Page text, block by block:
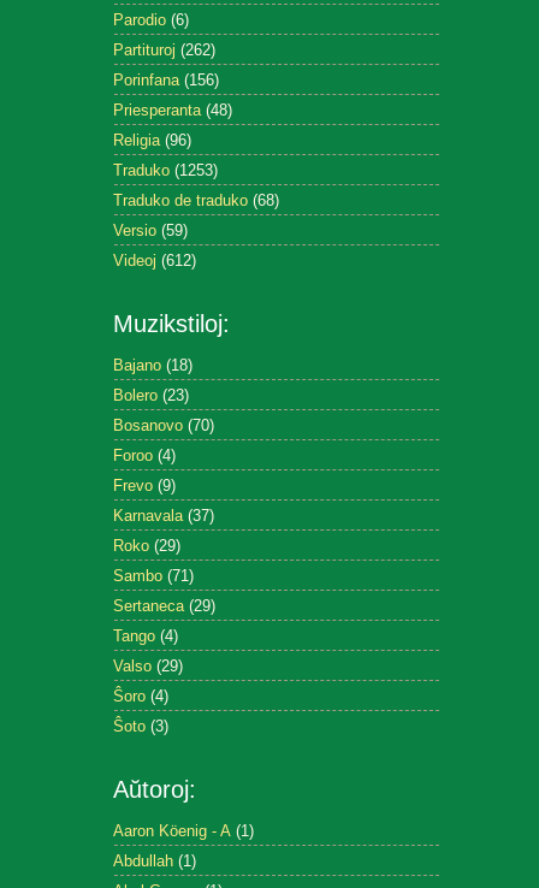
Parodio (6)
Partituroj (262)
Porinfana (156)
Priesperanta (48)
Religia (96)
Traduko (1253)
Traduko de traduko (68)
Versio (59)
Videoj (612)
Muzikstiloj:
Bajano (18)
Bolero (23)
Bosanovo (70)
Foroo (4)
Frevo (9)
Karnavala (37)
Roko (29)
Sambo (71)
Sertaneca (29)
Tango (4)
Valso (29)
Ŝoro (4)
Ŝoto (3)
Aŭtoroj:
Aaron Köenig - A (1)
Abdullah (1)